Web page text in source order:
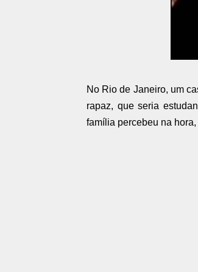
No Rio de Janeiro, um
rapaz, que seria
família percebeu na